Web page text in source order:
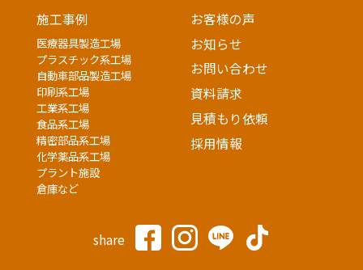
施工事例
医療器具製造工場
プラスチック系工場
自動車部品製造工場
印刷系工場
工業系工場
食品系工場
精密部品系工場
化学薬品系工場
プラント施設
倉庫など
お客様の声
お知らせ
お問い合わせ
資料請求
見積もり依頼
採用情報
share